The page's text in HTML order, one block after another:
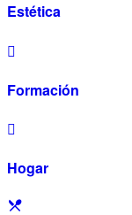
Estética
Formación
Hogar